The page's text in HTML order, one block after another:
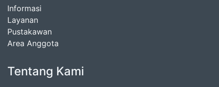
Informasi
Layanan
Pustakawan
Area Anggota
Tentang Kami